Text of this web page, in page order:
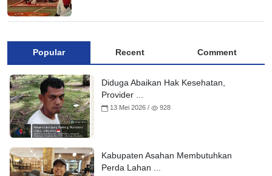
Popular Recent Comment
Diduga Abaikan Hak Kesehatan,
Provider ...
13 Mei 2026 / 928
Kabupaten Asahan Membutuhkan
Perda Lahan ...